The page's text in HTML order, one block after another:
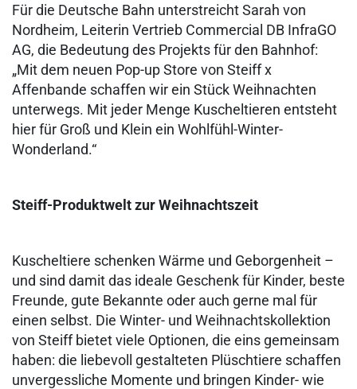
Für die Deutsche Bahn unterstreicht Sarah von
Nordheim, Leiterin Vertrieb Commercial DB InfraGO
AG, die Bedeutung des Projekts für den Bahnhof:
„Mit dem neuen Pop-up Store von Steiff x
Affenbande schaffen wir ein Stück Weihnachten
unterwegs. Mit jeder Menge Kuscheltieren entsteht
hier für Groß und Klein ein Wohlfühl-Winter-
Wonderland.“
Steiff-Produktwelt zur Weihnachtszeit
Kuscheltiere schenken Wärme und Geborgenheit –
und sind damit das ideale Geschenk für Kinder, beste
Freunde, gute Bekannte oder auch gerne mal für
einen selbst. Die Winter- und Weihnachtskollektion
von Steiff bietet viele Optionen, die eins gemeinsam
haben: die liebevoll gestalteten Plüschtiere schaffen
unvergessliche Momente und bringen Kinder- wie